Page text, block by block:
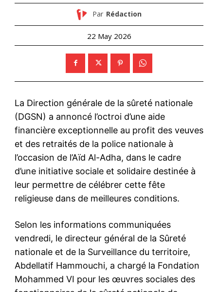
Par Rédaction
22 May 2026
La Direction générale de la sûreté nationale
(DGSN) a annoncé l’octroi d’une aide
financière exceptionnelle au profit des veuves
et des retraités de la police nationale à
l’occasion de l’Aïd Al-Adha, dans le cadre
d’une initiative sociale et solidaire destinée à
leur permettre de célébrer cette fête
religieuse dans de meilleures conditions.
Selon les informations communiquées
vendredi, le directeur général de la Sûreté
nationale et de la Surveillance du territoire,
Abdellatif Hammouchi, a chargé la Fondation
Mohammed VI pour les œuvres sociales des